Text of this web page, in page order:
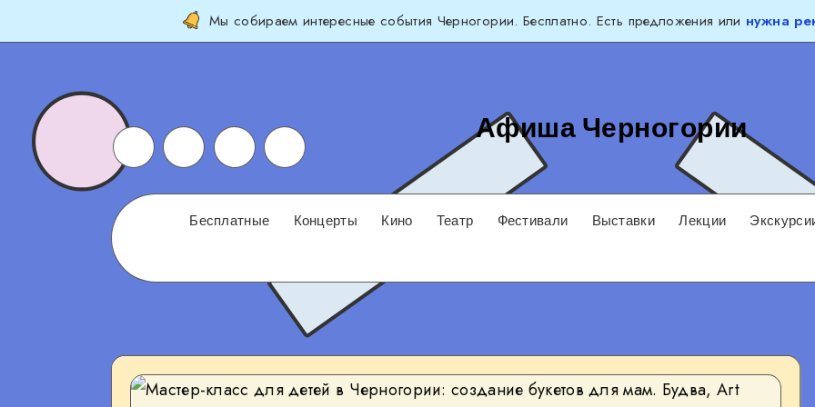
Мы собираем интересные события Черногории. Бесплатно. Есть предложения или нужна
Афиша Черногории
Бесплатные Концерты Кино Театр Фестивали Выставки Лекции